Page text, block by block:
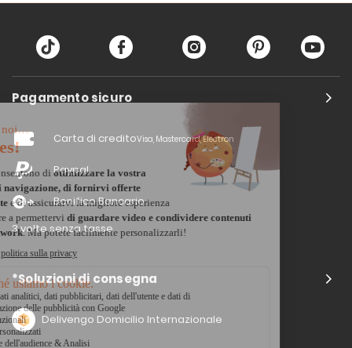
Pagamento sicuro
Carta di creditoVisa, Mastercard, Electron
Paypal
Bonifico Bancario
3 volte senza tasse
*Soluzioni di consegna
Delivengo Domicilio Internazionale